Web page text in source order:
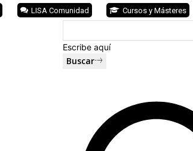
Cursos y Másteres
LISA Comunidad
Escribe aquí
Buscar